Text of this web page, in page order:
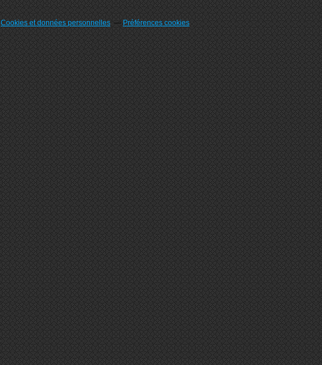
Cookies et données personnelles Préférences cookies